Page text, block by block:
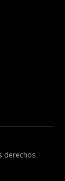
derechos